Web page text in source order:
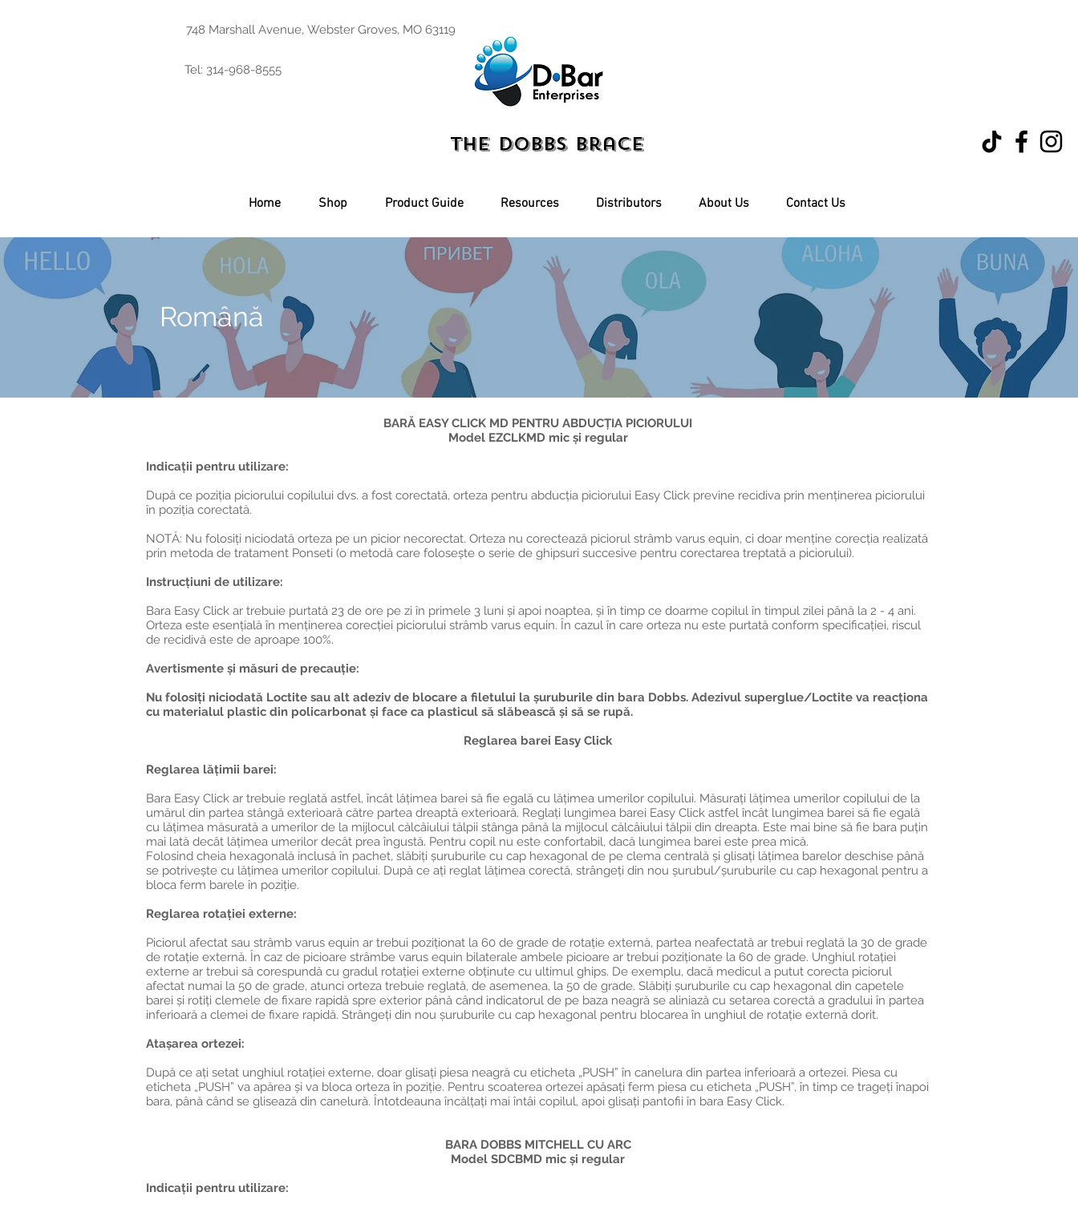
748 Marshall Avenue, Webster Groves, MO 63119
Tel: 314-968-8555
The Dobbs Brace
Home Shop Product Guide Resources Distributors About Us Contact Us
Română
BARĂ EASY CLICK MD PENTRU ABDUCȚIA PICIORULUI
Model EZCLKMD mic și regular
Indicații pentru utilizare:
După ce poziția piciorului copilului dvs. a fost corectată, orteza pentru abducția piciorului Easy Click previne recidiva prin menținerea piciorului
în poziția corectată.
NOTĂ: Nu folosiți niciodată orteza pe un picior necorectat. Orteza nu corectează piciorul strâmb varus equin, ci doar menține corecția realizată
prin metoda de tratament Ponseti (o metodă care folosește o serie de ghipsuri succesive pentru corectarea treptată a piciorului).
Instrucțiuni de utilizare:
Bara Easy Click ar trebuie purtată 23 de ore pe zi în primele 3 luni și apoi noaptea, și în timp ce doarme copilul în timpul zilei până la 2 - 4 ani.
Orteza este esențială în menținerea corecției piciorului strâmb varus equin. În cazul în care orteza nu este purtată conform specificației, riscul
de recidivă este de aproape 100%.
Avertismente și măsuri de precauție:
Nu folosiți niciodată Loctite sau alt adeziv de blocare a filetului la șuruburile din bara Dobbs. Adezivul superglue/Loctite va reacționa
cu materialul plastic din policarbonat și face ca plasticul să slăbească și să se rupă.
Reglarea barei Easy Click
Reglarea lățimii barei:
Bara Easy Click ar trebuie reglată astfel, încât lățimea barei să fie egală cu lățimea umerilor copilului. Măsurați lățimea umerilor copilului de la
umărul din partea stângă exterioară către partea dreaptă exterioară. Reglați lungimea barei Easy Click astfel încât lungimea barei să fie egală
cu lățimea măsurată a umerilor de la mijlocul călcâiului tălpii stânga până la mijlocul călcâiului tălpii din dreapta. Este mai bine să fie bara puțin
mai lată decât lățimea umerilor decât prea îngustă. Pentru copil nu este confortabil, dacă lungimea barei este prea mică.
Folosind cheia hexagonală inclusă în pachet, slăbiți șuruburile cu cap hexagonal de pe clema centrală și glisați lățimea barelor deschise până
se potrivește cu lățimea umerilor copilului. După ce ați reglat lățimea corectă, strângeți din nou șurubul/șuruburile cu cap hexagonal pentru a
bloca ferm barele în poziție.
Reglarea rotației externe:
Piciorul afectat sau strâmb varus equin ar trebui poziționat la 60 de grade de rotație externă, partea neafectată ar trebui reglată la 30 de grade
de rotație externă. În caz de picioare strâmbe varus equin bilaterale ambele picioare ar trebui poziționate la 60 de grade. Unghiul rotației
externe ar trebui să corespundă cu gradul rotației externe obținute cu ultimul ghips. De exemplu, dacă medicul a putut corecta piciorul
afectat numai la 50 de grade, atunci orteza trebuie reglată, de asemenea, la 50 de grade. Slăbiți șuruburile cu cap hexagonal din capetele
barei și rotiți clemele de fixare rapidă spre exterior până când indicatorul de pe baza neagră se aliniază cu setarea corectă a gradului în partea
inferioară a clemei de fixare rapidă. Strângeți din nou șuruburile cu cap hexagonal pentru blocarea în unghiul de rotație externă dorit.
Atașarea ortezei:
După ce ați setat unghiul rotației externe, doar glisați piesa neagră cu eticheta „PUSH” în canelura din partea inferioară a ortezei. Piesa cu
eticheta „PUSH” va apărea și va bloca orteza în poziție. Pentru scoaterea ortezei apăsați ferm piesa cu eticheta „PUSH”, în timp ce trageți înapoi
bara, până când se glisează din canelură. Întotdeauna încălțați mai întâi copilul, apoi glisați pantofii în bara Easy Click.
BARA DOBBS MITCHELL CU ARC
Model SDCBMD mic și regular
Indicații pentru utilizare: